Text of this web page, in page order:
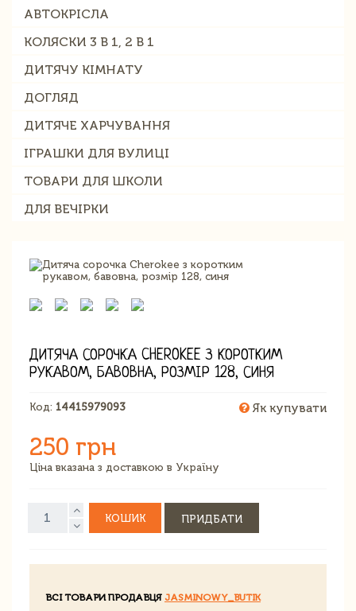
АВТОКРІСЛА
КОЛЯСКИ 3 В 1, 2 В 1
ДИТЯЧУ КІМНАТУ
ДОГЛЯД
ДИТЯЧЕ ХАРЧУВАННЯ
ІГРАШКИ ДЛЯ ВУЛИЦІ
ТОВАРИ ДЛЯ ШКОЛИ
ДЛЯ ВЕЧІРКИ
ДИТЯЧА СОРОЧКА CHEROKEE З КОРОТКИМ
РУКАВОМ, БАВОВНА, РОЗМІР 128, СИНЯ
Код: 14415979093 Як купувати
250 грн
Ціна вказана з доставкою в Україну
КОШИК ПРИДБАТИ
ВСІ ТОВАРИ ПРОДАВЦЯ JASMINOWY_BUTIK